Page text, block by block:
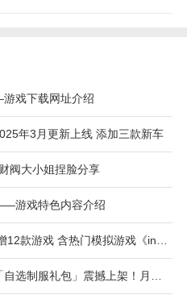
下载安卓手游app最好的
戏下载网址介绍
年3月更新上线 添加三款新车
阀大小姐捏脸分享
游戏特色内容介绍